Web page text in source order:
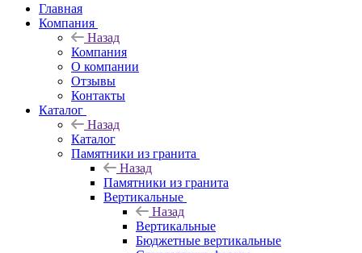
Главная
Компания
Назад
Компания
О компании
Отзывы
Контакты
Каталог
Назад
Каталог
Памятники из гранита
Назад
Памятники из гранита
Вертикальные
Назад
Вертикальные
Бюджетные вертикальные